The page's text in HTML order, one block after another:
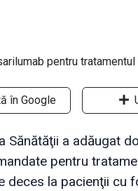
în Google
Sănătăţii a adăugat
pentru
deces la pacienţii cu